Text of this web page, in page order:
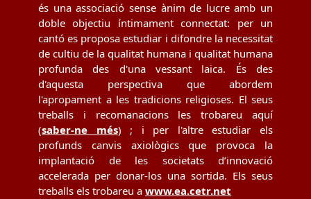
és una associació sense ànim de lucre amb un
doble objectiu íntimament connectat: per un
cantó es proposa estudiar i difondre la necessitat
de cultiu de la qualitat humana i qualitat humana
profunda des d'una vessant laica. És des
d'aquesta perspectiva que abordem
l'apropament a les tradicions religioses. El seus
treballs i recomanacions les trobareu aquí
(saber-ne més) ; i per l'altre estudiar els
profunds canvis axiològics que provoca la
implantació de les societats d’innovació
accelerada per donar-los una sortida. Els seus
treballs els trobareu a www.ea.cetr.net